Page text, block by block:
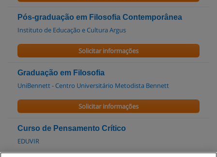
Pós-graduação em Filosofia Contemporânea
Instituto de Educação e Cultura Argus
Solicitar informações
Graduação em Filosofia
UniBennett - Centro Universitário Metodista Bennett
Solicitar informações
Curso de Pensamento Crítico
EDUVIR